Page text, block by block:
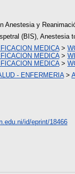
Anestesia y
(BIS), Anestesia
MEDICA>
MEDICA>
MEDICA>
- ENFERMERIA>
id/eprint/18466